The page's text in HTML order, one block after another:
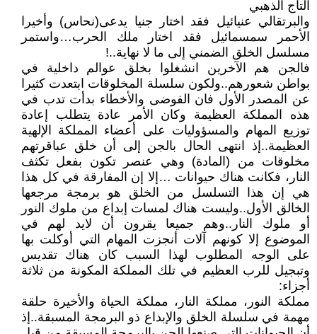
التاج الذهبي
والبرتقالي عنيائيل فقد اختار جنيا يدعى(نحاس) وأخيرا
الأحمر سمسمائيل فقد اختار ملك الحرب…واستمر
مسلسل الخلق الضمني إلى ما لا نهاية..!
فالجن هم الآخرين انشغلوا بخلق عوالم داخلية في
بواطن شعورهم..ولكون سلسلة المخلوقات ابتعدت كثيرا
عن المصدر الأول فان الفوضى والأخطاء بدأت تدب في
هذه المملكة العظيمة وكان الأمر عادة يتطلب إعادة
توزيع المهام والمسؤوليات على أعضاء المملكة الإلهية
العظيمة..إذ انتهى الحال بالجن إلى أن خلق عباقرتهم
مخلوقات من (المادة) وهي عنصر تكون بفعل تكثف
النار، فكانت هناك حيوانات …إلا إن المفارقة في كل هذا
هي إن هذا التسلسل من الخلق هو برمجة مرجعها
الخالق الأول..وليست هناك لمسات إبداع من ملوك النور
أو ملوك النار..وهم جميعا يقرون أن لايد لهم في
الموضوع إلا كونهم آلات أنجزت المهام التي أوكلت بها
على الوجه المطلوب لهذا السبب كان هناك تقديس
وتبجيل للرب العظيم في تلك المملكة المكونة من ثلاثة
أجزاء:
مملكة النور، مملكة النار، مملكة الحياة والأخيرة حلقة
مهمة في سلسلة الخلق والإبداع ذو البرمجة المسبقة..إذ